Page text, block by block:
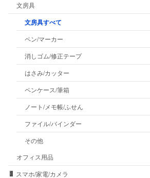
文房具
文房具すべて
ペン/マーカー
消しゴム/修正テープ
はさみ/カッター
ペンケース/筆箱
ノート/メモ帳/ふせん
ファイル/バインダー
その他
オフィス用品
スマホ/家電/カメラ